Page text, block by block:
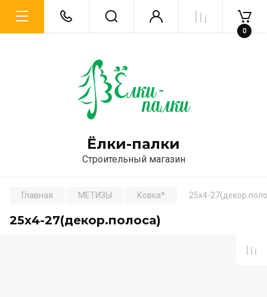
Ёлки-палки
Строительный магазин
0
Главная МЕТИЗЫ Ковка* 25х4-
25х4-27(декор.полоса)